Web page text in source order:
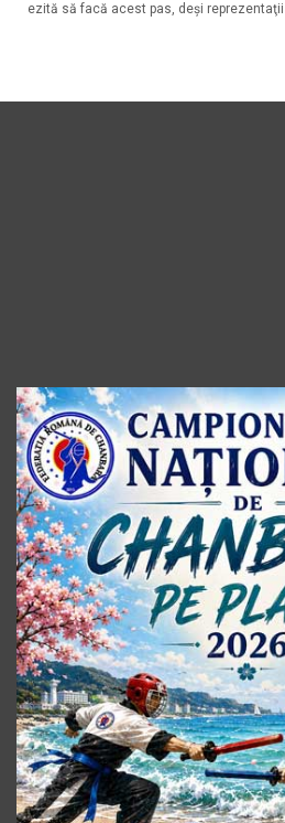
ezită să facă acest pas, deşi reprezentaţii